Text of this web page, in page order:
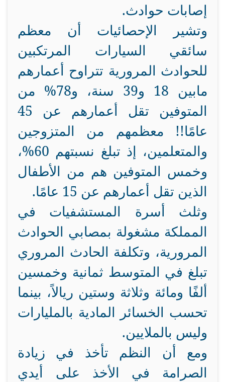
إصابات حوادث.
وتشير الإحصائيات أن معظم
سائقي السيارات المرتكبين
للحوادث المرورية تتراوح أعمارهم
مابين 18 و39 سنة، و78% من
المتوفين تقل أعمارهم عن 45
عامًا!! معظمهم من المتزوجين
والمتعلمين، إذ تبلغ نسبتهم 60%،
وخمس المتوفين هم من الأطفال
الذين تقل أعمارهم عن 15 عامًا.
وثلث أسرة المستشفيات في
المملكة مشغولة بمصابي الحوادث
المرورية، وتكلفة الحادث المروري
تبلغ في المتوسط ثمانية وخمسين
ألفًا ومائة وثلاثة وستين ريالاً، بينما
تحسب الخسائر المادية بالمليارات
وليس بالملايين.
ومع أن النظم تأخذ في زيادة
الصرامة في الأخذ على أيدي